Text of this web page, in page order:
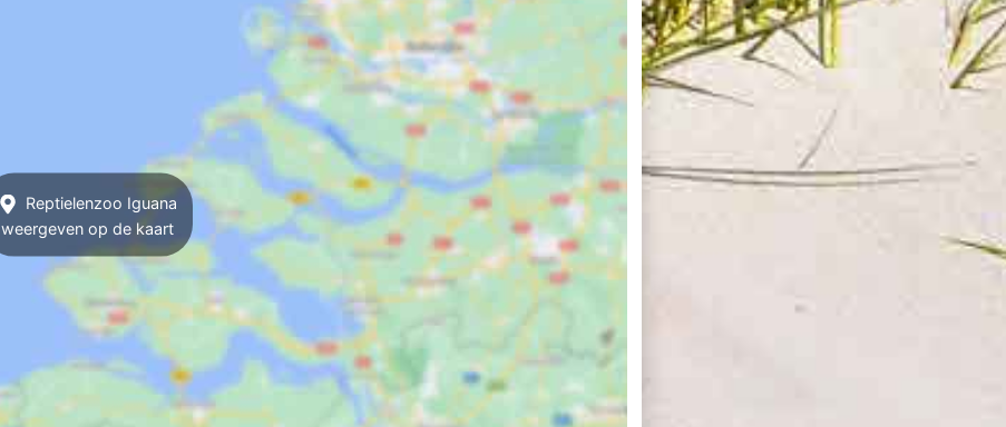
Reptielenzoo Iguana
weergeven op de kaart